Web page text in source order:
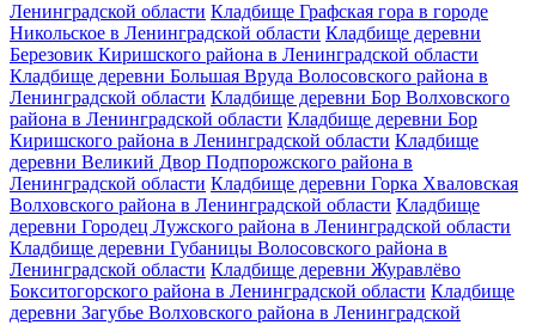
Ленинградской области Кладбище Графская гора в городе
Никольское в Ленинградской области Кладбище деревни
Березовик Киришского района в Ленинградской области
Кладбище деревни Большая Вруда Волосовского района в
Ленинградской области Кладбище деревни Бор Волховского
района в Ленинградской области Кладбище деревни Бор
Киришского района в Ленинградской области Кладбище
деревни Великий Двор Подпорожского района в
Ленинградской области Кладбище деревни Горка Хваловская
Волховского района в Ленинградской области Кладбище
деревни Городец Лужского района в Ленинградской области
Кладбище деревни Губаницы Волосовского района в
Ленинградской области Кладбище деревни Журавлёво
Бокситогорского района в Ленинградской области Кладбище
деревни Загубье Волховского района в Ленинградской